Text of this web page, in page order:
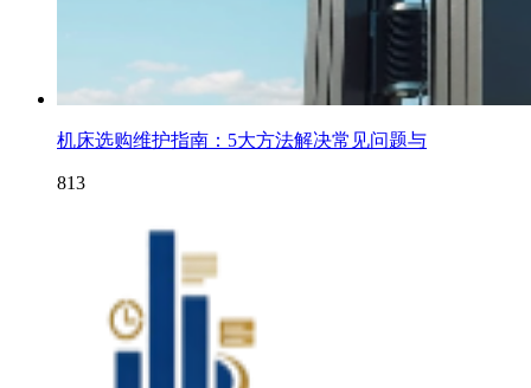
机床选购维护指南：5大方法解决常见问题与
813